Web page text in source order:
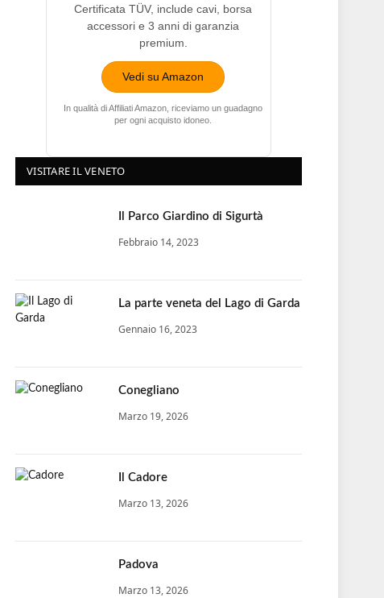
Certificata TÜV, include cavi, borsa
accessori e 3 anni di garanzia
premium.
Vedi su Amazon
In qualità di Affiliati Amazon, riceviamo un guadagno
per ogni acquisto idoneo.
VISITARE IL VENETO
Il Parco Giardino di Sigurtà
Febbraio 14, 2023
La parte veneta del Lago di Garda
Gennaio 16, 2023
Conegliano
Marzo 19, 2026
Il Cadore
Marzo 13, 2026
Padova
Marzo 13, 2026